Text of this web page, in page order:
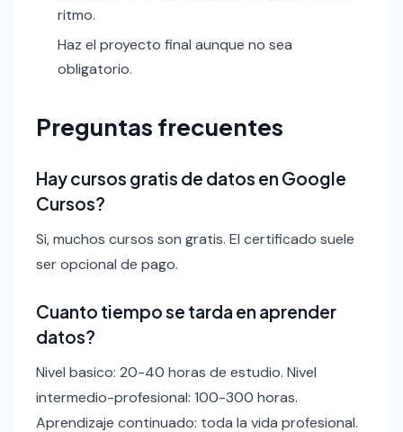
ritmo.
Haz el proyecto final aunque no sea
obligatorio.
Preguntas frecuentes
Hay cursos gratis de datos en Google
Cursos?
Si, muchos cursos son gratis. El certificado suele
ser opcional de pago.
Cuanto tiempo se tarda en aprender
datos?
Nivel basico: 20-40 horas de estudio. Nivel
intermedio-profesional: 100-300 horas.
Aprendizaje continuado: toda la vida profesional.